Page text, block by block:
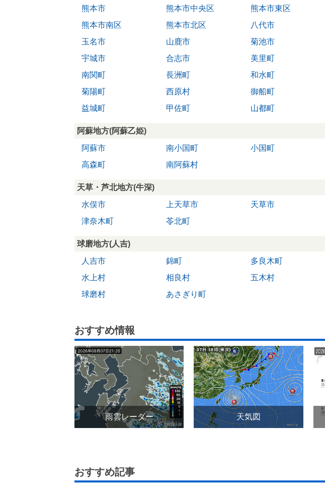
熊本市
熊本市中央区 熊本市東区
熊本市南区
熊本市北区 八代市
玉名市
山鹿市 菊池市
宇城市
合志市 美里町
南関町
長洲町 和水町
菊陽町
西原村 御船町
益城町
甲佐町 山都町
阿蘇地方(阿蘇乙姫)
阿蘇市
南小国町 小国町
高森町
南阿蘇村
天草・芦北地方(牛深)
水俣市
上天草市 天草市
津奈木町
苓北町
球磨地方(人吉)
人吉市
錦町 多良木町
水上村
相良村 五木村
球磨村
あさぎり町
おすすめ情報
雨雲レーダー 天気図
おすすめ記事